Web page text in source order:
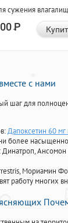
сужения
Р
с нами
шаг для
Дапоксетин 60 мг
более
: Динатроп,
Мориамин
работу многих